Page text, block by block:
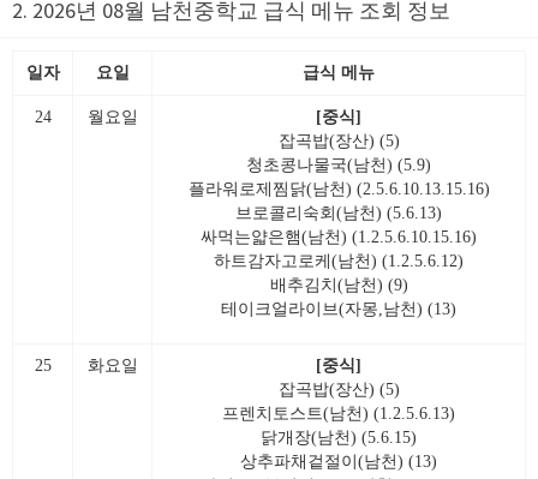
2. 2026년 08월 남천중학교 급식 메뉴 조회 정보
일자 요일 급식 메뉴
24 월요일
[중식]
잡곡밥(장산) (5)
청초콩나물국(남천) (5.9)
플라워로제찜닭(남천) (2.5.6.10.13.15.16)
브로콜리숙회(남천) (5.6.13)
싸먹는얇은햄(남천) (1.2.5.6.10.15.16)
하트감자고로케(남천) (1.2.5.6.12)
배추김치(남천) (9)
테이크얼라이브(자몽,남천) (13)
25 화요일
[중식]
잡곡밥(장산) (5)
프렌치토스트(남천) (1.2.5.6.13)
닭개장(남천) (5.6.15)
상추파채겉절이(남천) (13)